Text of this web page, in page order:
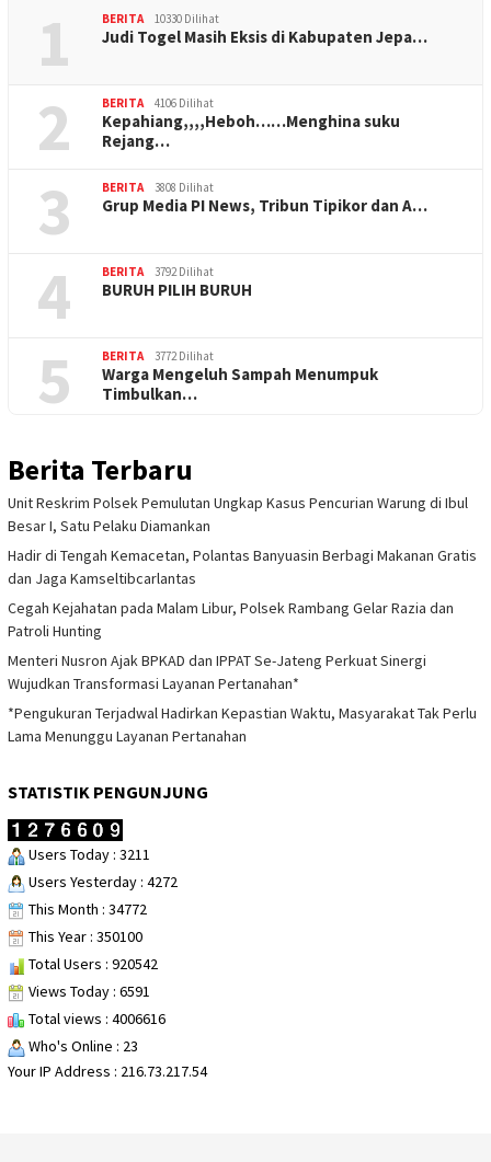
1 BERITA 10330 Dilihat
Judi Togel Masih Eksis di Kabupaten Jepa…
2 BERITA 4106 Dilihat
Kepahiang,,,,Heboh……Menghina suku
Rejang…
3 BERITA 3808 Dilihat
Grup Media PI News, Tribun Tipikor dan A…
4 BERITA 3792 Dilihat
BURUH PILIH BURUH
5 BERITA 3772 Dilihat
Warga Mengeluh Sampah Menumpuk
Timbulkan…
Berita Terbaru
Unit Reskrim Polsek Pemulutan Ungkap Kasus Pencurian Warung di Ibul
Besar I, Satu Pelaku Diamankan
Hadir di Tengah Kemacetan, Polantas Banyuasin Berbagi Makanan Gratis
dan Jaga Kamseltibcarlantas
Cegah Kejahatan pada Malam Libur, Polsek Rambang Gelar Razia dan
Patroli Hunting
Menteri Nusron Ajak BPKAD dan IPPAT Se-Jateng Perkuat Sinergi
Wujudkan Transformasi Layanan Pertanahan*
*Pengukuran Terjadwal Hadirkan Kepastian Waktu, Masyarakat Tak Perlu
Lama Menunggu Layanan Pertanahan
STATISTIK PENGUNJUNG
Users Today : 3211
Users Yesterday : 4272
This Month : 34772
This Year : 350100
Total Users : 920542
Views Today : 6591
Total views : 4006616
Who's Online : 23
Your IP Address : 216.73.217.54